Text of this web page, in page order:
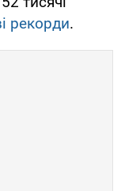
рекорди.